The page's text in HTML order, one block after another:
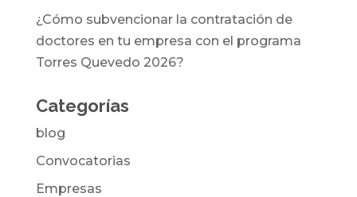
¿Cómo subvencionar la contratación de
doctores en tu empresa con el programa
Torres Quevedo 2026?
Categorías
blog
Convocatorias
Empresas